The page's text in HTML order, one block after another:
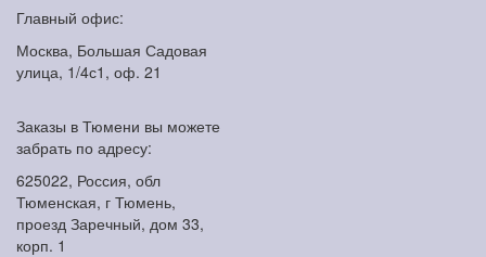
Главный офис:
Москва, Большая Садовая
улица, 1/4с1, оф. 21
Заказы в Тюмени вы можете
забрать по адресу:
625022, Россия, обл
Тюменская, г Тюмень,
проезд Заречный, дом 33,
корп. 1